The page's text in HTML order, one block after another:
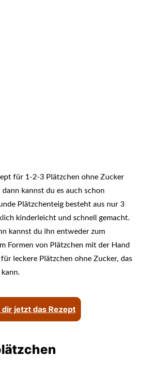
für 1-2-3 Plätzchen ohne Zucker
dann kannst du es auch schon
Plätzchenteig besteht aus nur 3
kinderleicht und schnell gemacht.
kannst du ihn entweder zum
Formen von Plätzchen mit der Hand
für leckere Plätzchen ohne Zucker, das
dir jetzt das Rezept